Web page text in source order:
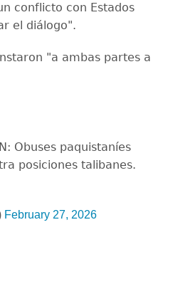
conflicto con Estados
el diálogo".
"a ambas partes a
Obuses paquistaníes
posiciones talibanes.
February 27, 2026